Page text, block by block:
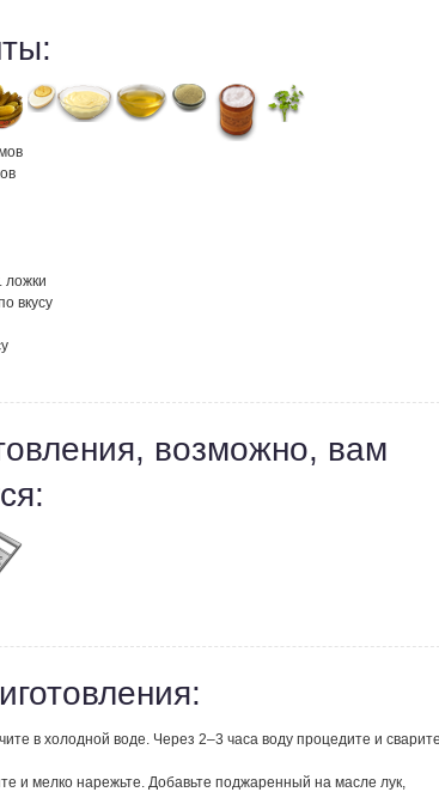
ложки
вкусу
возможно, вам
в холодной воде. Через 2–3 часа воду процедите и
и мелко нарежьте. Добавьте поджаренный на масле лук,